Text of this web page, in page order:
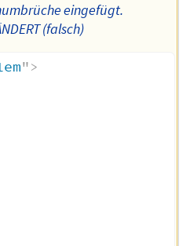
eingefügt.
(falsch)
">